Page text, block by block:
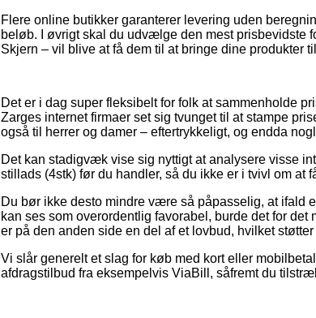
Flere online butikker garanterer levering uden
beløb. I øvrigt skal du udvælge den mest prisbevidste
Skjern – vil blive at få dem til at bringe dine produkter
Det er i dag super fleksibelt for folk at sammenholde
Zarges internet firmaer set sig tvunget til at stampe
også til herrer og damer – eftertrykkeligt, og endda
Det kan stadigvæk vise sig nyttigt at analysere visse
stillads (4stk) før du handler, så du ikke er i tvivl om at
Du bør ikke desto mindre være så påpasselig, at ifald
kan ses som overordentlig favorabel, burde det for
er på den anden side en del af et lovbud, hvilket
Vi slår generelt et slag for køb med kort eller
afdragstilbud fra eksempelvis ViaBill, såfremt du